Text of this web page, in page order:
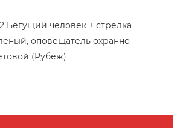
Бегущий человек + стрелка
оповещатель охранно-
(Рубеж)